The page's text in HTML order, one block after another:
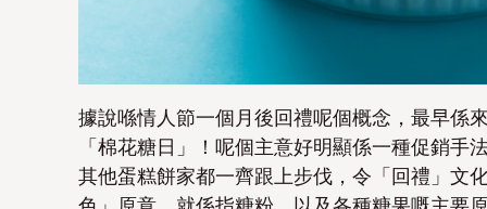
據說喺情人節一個月後回禮呢個概念，最早係
「棉花糖日」！呢個主意好明顯係一種促銷
其他蛋糕餅家都一齊跟上步伐，令「回禮」文